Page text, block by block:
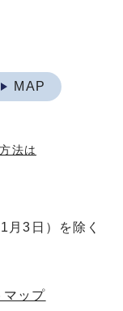
MAP
法は
3日）を除く
マップ